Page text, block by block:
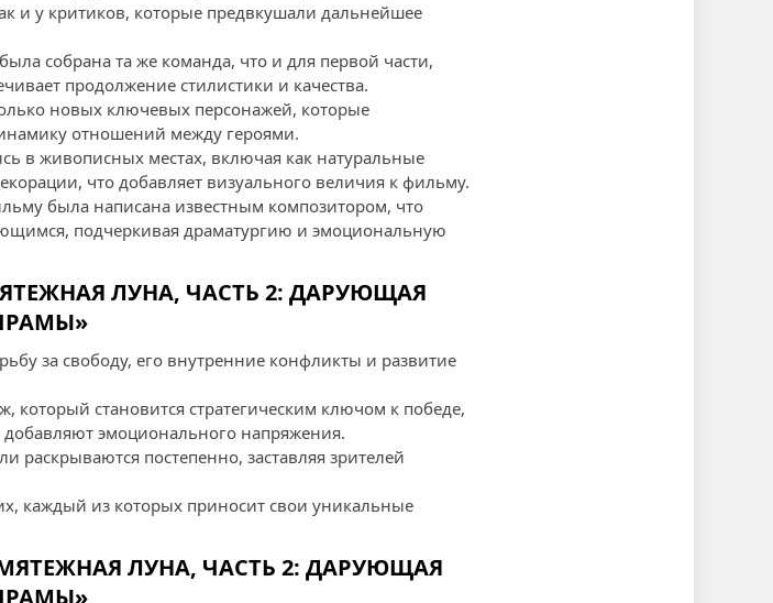
и у критиков, которые предвкушали дальнейшее
собрана та же команда, что и для первой части,
продолжение стилистики и качества.
новых ключевых персонажей, которые
отношений между героями.
в живописных местах, включая как натуральные
что добавляет визуального величия к фильму.
была написана известным композитором, что
подчеркивая драматургию и эмоциональную
ЛУНА, ЧАСТЬ 2: ДАРУЮЩАЯ
за свободу, его внутренние конфликты и развитие
становится стратегическим ключом к победе,
эмоционального напряжения.
постепенно, заставляя зрителей
каждый из которых приносит свои уникальные
ЛУНА, ЧАСТЬ 2: ДАРУЮЩАЯ